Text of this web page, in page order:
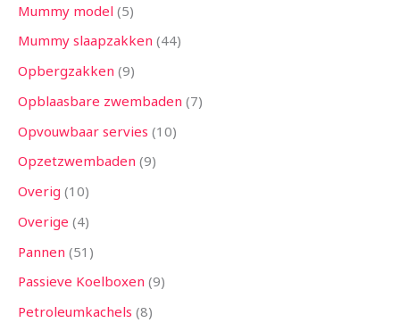
Mummy model 5
Mummy slaapzakken 44
Opbergzakken 9
Opblaasbare zwembaden 7
Opvouwbaar servies 10
Opzetzwembaden 9
Overig 10
Overige 4
Pannen 51
Passieve Koelboxen 9
Petroleumkachels 8